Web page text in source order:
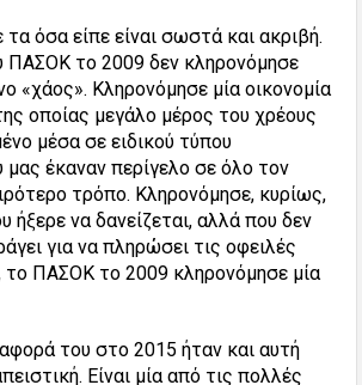
τα όσα είπε είναι σωστά και ακριβή.
ΠΑΣΟΚ το 2009 δεν κληρονόμησε
«χάος». Κληρονόμησε μία οικονομία
οποίας μεγάλο μέρος του χρέους
μέσα σε ειδικού τύπου
μας έκαναν περίγελο σε όλο τον
τρόπο. Κληρονόμησε, κυρίως,
ήξερε να δανείζεται, αλλά που δεν
για να πληρώσει τις οφειλές
το ΠΑΣΟΚ το 2009 κληρονόμησε μία
του στο 2015 ήταν και αυτή
Είναι μία από τις πολλές